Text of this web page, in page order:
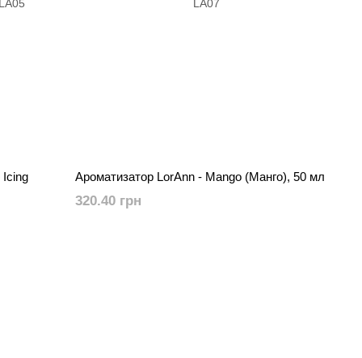
Icing
Ароматизатор LorAnn - Mango (Манго), 50 мл
320.40 грн